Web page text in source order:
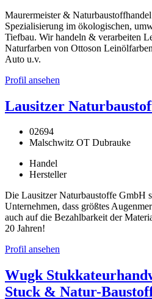
Maurermeister &
Spezialisierung im ökologischen,
Tiefbau. Wir handeln & verarbeiten
Naturfarben von Ottoson
Auto u.v.
Profil ansehen
Lausitzer
02694
Malschwitz OT Dubrauke
Handel
Hersteller
Die Lausitzer Naturbaustoffe GmbH
Unternehmen, dass größtes
auch auf die Bezahlbarkeit der
20 Jahren!
Profil ansehen
Wugk
Stuck & Natur-